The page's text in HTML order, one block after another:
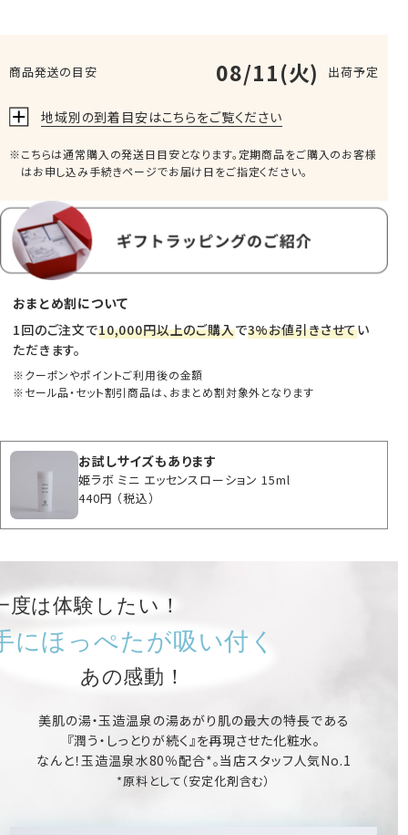
商品発送の目安 08/11(火) 出荷予定
地域別の到着目安はこちらをご覧ください
こちらは通常購入の発送日目安となります。定期商品をご購入のお客様
はお申し込み手続きページでお届け日をご指定ください。
おまとめ割について
1回のご注文で10,000円以上のご購入で3%お値引きさせてい
ただきます。
クーポンやポイントご利用後の金額
セール品・セット割引商品は、おまとめ割対象外となります
お試しサイズもあります
姫ラボ ミニ エッセンスローション 15ml
440円 （税込）
度は体験したい！
にほっぺたが吸い付く
あの感動！
美肌の湯・玉造温泉の湯あがり肌の最大の特長である
『潤う・しっとりが続く』を再現させた化粧水。
なんと！ 玉造温泉水80％配合*。当店スタッフ人気No.1
*原料として（安定化剤含む）